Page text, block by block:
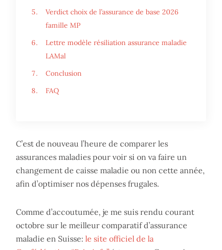
Verdict choix de l’assurance de base 2026
famille MP
Lettre modèle résiliation assurance maladie
LAMal
Conclusion
FAQ
C’est de nouveau l’heure de comparer les
assurances maladies pour voir si on va faire un
changement de caisse maladie ou non cette année,
afin d’optimiser nos dépenses frugales.
Comme d’accoutumée, je me suis rendu courant
octobre sur le meilleur comparatif d’assurance
maladie en Suisse: le site officiel de la